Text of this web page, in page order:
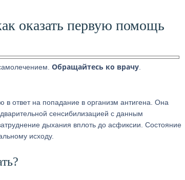
оказать первую помощь
Обращайтесь ко врачу
ответ на попадание в организм антигена. Она
сенсибилизацией с данным
дыхания вплоть до асфиксии. Состояние
исходу.